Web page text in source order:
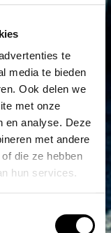
te
media te bieden
Ook delen we
met onze
en analyse. Deze
met andere
die ze hebben
hun services.